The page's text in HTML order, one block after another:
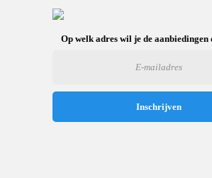
Op welk adres wil je de aanbiedingen